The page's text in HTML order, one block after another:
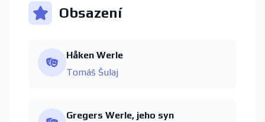
Obsazení
Håken Werle
Tomáš Šulaj
Gregers Werle, jeho syn